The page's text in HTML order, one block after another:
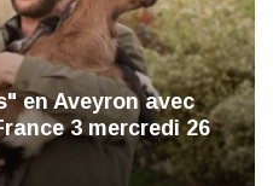
en Aveyron avec
3 mercredi 26